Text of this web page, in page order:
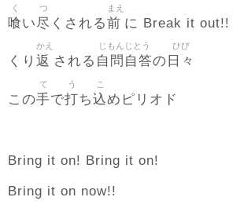
喰
く
い尽
つ
くされる前
まえ
に Break it out!!
くり 返
かえ
される 自問自答
じもんじとう
の 日々
ひび
この手
て
で打
う
ち込
こ
めピリオド
Bring it on! Bring it on!
Bring it on now!!